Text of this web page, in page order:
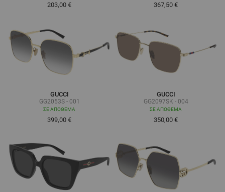
203,00 € 367,50 €
GUCCI
GG2053S - 001
ΣΕ ΑΠΌΘΕΜΑ
399,00 €
GUCCI
GG2097SK - 004
ΣΕ ΑΠΌΘΕΜΑ
350,00 €